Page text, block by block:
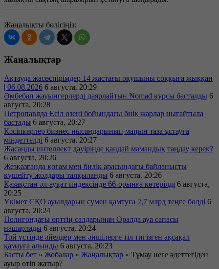
———————————————
Жаңалықты бөлісіңіз:
Жаңалықтар
Ақтауда жасөспірімдер 14 жастағы оқушыны соққыға жыққан
| 06.08.2026 6 августа, 20:29
Әмбебап жауынгерлерді даярлайтын Nomad курсы басталды 6
августа, 20:28
Петропавлда Есіл өзені бойындағы биік жарлар нығайтыла
бастады 6 августа, 20:27
Кәсіпкерлер бизнес нысандарының маңын таза ұстауға
міндеттелді 6 августа, 20:27
Жасанды интеллект дәуірінде қандай мамандық таңдау керек?
6 августа, 20:26
Жезқазғанда қоғам мен билік арасындағы байланысты
күшейту жолдары талқыланды 6 августа, 20:26
Қазақстан әл-ауқат индексінде 66-орынға көтерілді 6 августа,
20:25
Үкімет СҚО ауылдарын сумен қамтуға 2,7 млрд теңге бөлді 6
августа, 20:24
Полигондағы өрттің салдарынан Оралда ауа сапасы
нашарлады 6 августа, 20:24
Той үстінде әйелдер мен әншілерге тіл тигізген ақсақал
қамауға алынды 6 августа, 20:23
Басты бет » Жобалар » Жаңалықтар » Тұмау неге әдеттегіден
ауыр өтіп жатыр?